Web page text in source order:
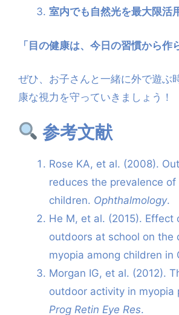
室内でも自然光を最大限活
「目の健康は、今日の習慣から作
ぜひ、お子さんと一緒に外で遊ぶ
康な視力を守っていきましょう！
参考文献
Rose KA, et al. (2008).
reduces the prevalence of
children. Ophthalmology.
He M, et al. (2015). Effect
outdoors at school on the
myopia among children in
Morgan IG, et al. (2012).
outdoor activity in myopia
Prog Retin Eye Res.